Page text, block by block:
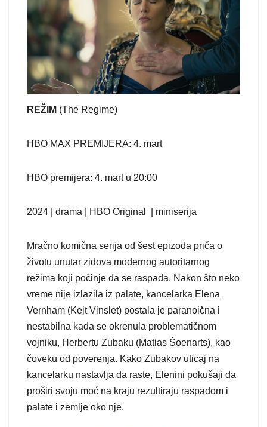
REŽIM (The Regime)
HBO MAX PREMIJERA: 4. mart
HBO premijera: 4. mart u 20:00
2024 | drama | HBO Original | miniserija
Mračno komična serija od šest epizoda priča o
životu unutar zidova modernog autoritarnog
režima koji počinje da se raspada. Nakon što neko
vreme nije izlazila iz palate, kancelarka Elena
Vernham (Kejt Vinslet) postala je paranoična i
nestabilna kada se okrenula problematičnom
vojniku, Herbertu Zubaku (Matias Šoenarts), kao
čoveku od poverenja. Kako Zubakov uticaj na
kancelarku nastavlja da raste, Elenini pokušaji da
proširi svoju moć na kraju rezultiraju raspadom i
palate i zemlje oko nje.